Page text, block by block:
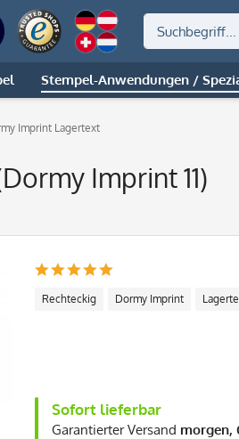
Stempel-Anwendungen /
Imprint Lagertext
Imprint 11)
Rechteckig Dormy Imprint
Sofort lieferbar
Garantierter Versand morgen,